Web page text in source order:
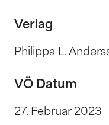
Verlag
Philippa L.
VÖ Datum
27. Februar 2023